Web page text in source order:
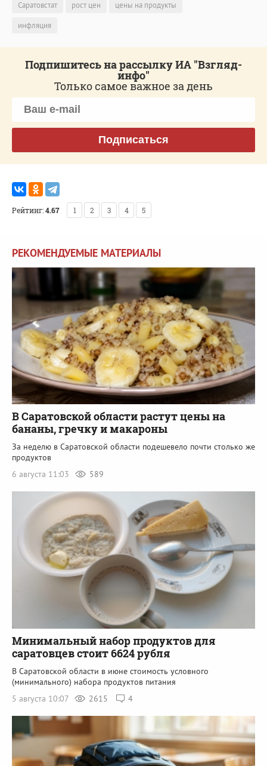
Саратовстат рост цен
цены на продукты
инфляция
Подпишитесь на рассылку ИА "Взгляд-
инфо"
Только самое важное за день
Подписаться
Рейтинг:4.67 1 2 3 4 5
РЕКОМЕНДУЕМЫЕ МАТЕРИАЛЫ
В Саратовской области растут цены на
бананы, гречку и макароны
За неделю в Саратовской области подешевело почти столько же
продуктов
6 августа 11:03
589
Минимальный набор продуктов для
саратовцев стоит 6624 рубля
В Саратовской области в июне стоимость условного
(минимального) набора продуктов питания
5 августа 10:07
2615 4